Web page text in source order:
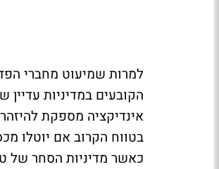
למרות שמיעוט מחברי
הקובעים במדיניות
אינדיקציה מספקת
בטווח הקרוב אם יוטלו
כאשר מדיניות הסחר של